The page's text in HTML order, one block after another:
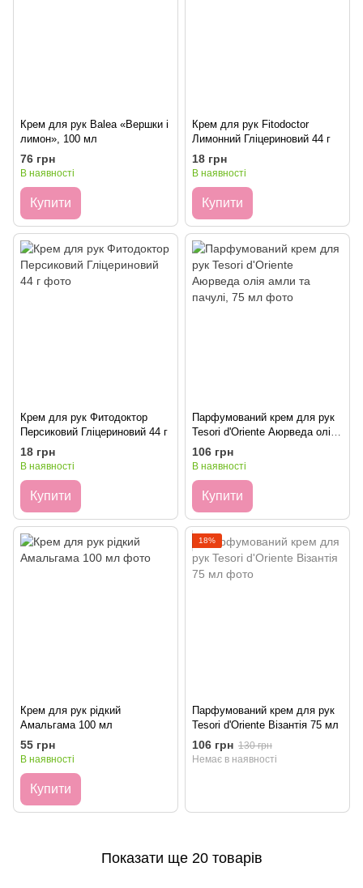
Крем для рук Balea «Вершки і
лимон», 100 мл
76 грн
В наявності
Купити
Крем для рук Fitodoctor
Лимонний Гліцериновий 44 г
18 грн
В наявності
Купити
Крем для рук Фитодоктор
Персиковий Гліцериновий 44 г
18 грн
В наявності
Купити
Парфумований крем для рук
Tesori d'Oriente Аюрведа олія
амли та пачулі, 75 мл
106 грн
В наявності
Купити
Крем для рук рідкий
Амальгама 100 мл
55 грн
В наявності
Купити
18%
Парфумований крем для рук
Tesori d'Oriente Візантія 75 мл
106 грн 130 грн
Немає в наявності
Показати ще 20 товарів